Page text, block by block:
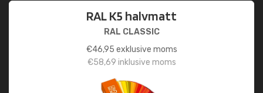
RAL K5 halvmatt
RAL CLASSIC
€46,95 exklusive moms
€58,69 inklusive moms